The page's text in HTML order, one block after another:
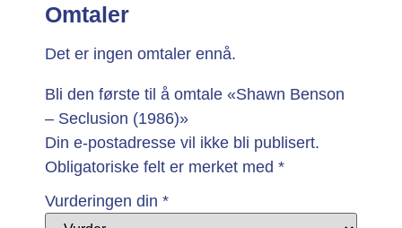
Omtaler
Det er ingen omtaler ennå.
Bli den første til å omtale «Shawn Benson
– Seclusion (1986)»
Din e-postadresse vil ikke bli publisert.
Obligatoriske felt er merket med *
Vurderingen din *